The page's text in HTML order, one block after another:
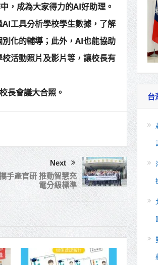
，成為大家得力的AI好助理。
工具分析學校學生數據，了解
化的輔導；此外，AI也能協助
活動照片及影片等，讓校長有
長會議大合照。
Next
手產官研 推動智慧充
電分級標準
台